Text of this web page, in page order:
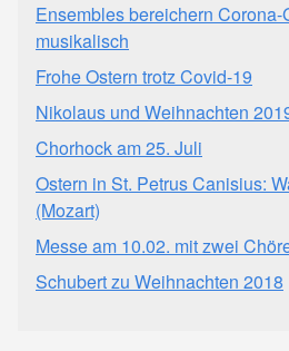
Ensembles bereichern Corona-
musikalisch
Frohe Ostern trotz Covid-19
Nikolaus und Weihnachten
Chorhock am 25. Juli
Ostern in St. Petrus Canisius:
(Mozart)
Messe am 10.02. mit zwei
Schubert zu Weihnachten 2018